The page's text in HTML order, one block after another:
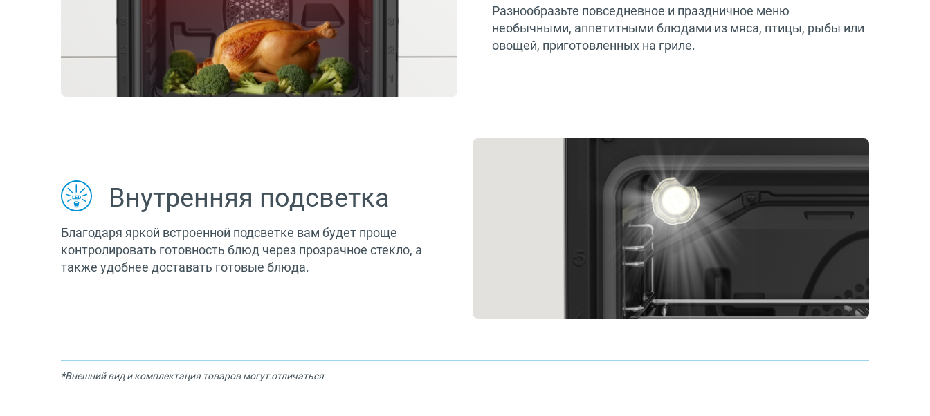
Разнообразьте повседневное и праздничное меню
необычными, аппетитными блюдами из мяса, птицы, рыбы или
овощей, приготовленных на гриле.
Внутренняя подсветка
Благодаря яркой встроенной подсветке вам будет проще
контролировать готовность блюд через прозрачное стекло, а
также удобнее доставать готовые блюда.
*Внешний вид и комплектация товаров могут отличаться